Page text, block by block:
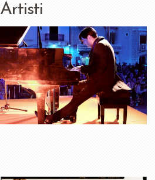
Artisti